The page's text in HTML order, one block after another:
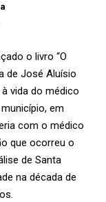
o livro “O
de José Aluísio
à vida do médico
em
com o médico
que ocorreu o
de Santa
na década de